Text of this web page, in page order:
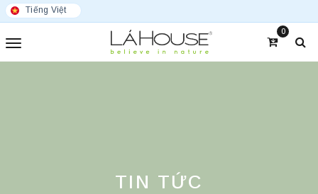
Tiếng Việt
0
TIN TỨC